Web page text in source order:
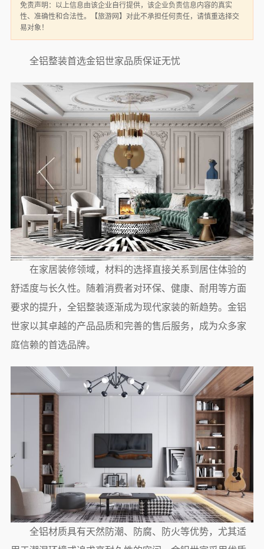
免责声明：以上信息由该企业自行提供，该企业负责信息内容的真实
性、准确性和合法性。【旅游网】对此不承担任何责任，请慎重选择交
易对象！
全铝整装首选金铝世家品质保证无忧
在家居装修领域，材料的选择直接关系到居住体验的
舒适度与长久性。随着消费者对环保、健康、耐用等方面
要求的提升，全铝整装逐渐成为现代家装的新趋势。金铝
世家以其卓越的产品品质和完善的售后服务，成为众多家
庭信赖的首选品牌。
全铝材质具有天然防潮、防腐、防火等优势，尤其适